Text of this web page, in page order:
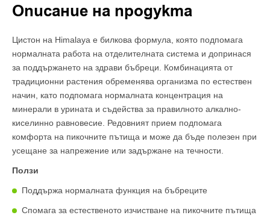
Описание на продукта
Цистон на Himalaya е билкова формула, която подпомага
нормалната работа на отделителната система и допринася
за поддържането на здрави бъбреци. Комбинацията от
традиционни растения обременява организма по естествен
начин, като подпомага нормалната концентрация на
минерали в урината и съдейства за правилното алкално-
киселинно равновесие. Редовният прием подпомага
комфорта на пикочните пътища и може да бъде полезен при
усещане за напрежение или задържане на течности.
Ползи
Поддържа нормалната функция на бъбреците
Спомага за естественото изчистване на пикочните пътища